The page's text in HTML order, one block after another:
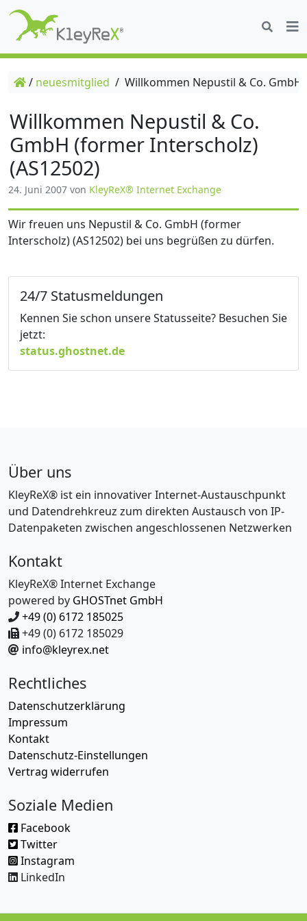
/ neuesmitglied / Willkommen Nepustil & Co.
Willkommen Nepustil & Co.
GmbH (former Interscholz)
(AS12502)
24. Juni 2007 von KleyReX® Internet Exchange
Wir freuen uns Nepustil & Co. GmbH (former
Interscholz) (AS12502) bei uns begrüßen zu dürfen.
24/7 Statusmeldungen
Kennen Sie schon unsere Statusseite? Besuchen Sie
jetzt:
status.ghostnet.de
Über uns
KleyReX® ist ein innovativer Internet-Austauschpunkt
und Datendrehkreuz zum direkten Austausch von IP-
Datenpaketen zwischen angeschlossenen Netzwerken
Kontakt
KleyReX® Internet Exchange
powered by GHOSTnet GmbH
+49 (0) 6172 185025
+49 (0) 6172 185029
info@kleyrex.net
Rechtliches
Datenschutzerklärung
Impressum
Kontakt
Datenschutz-Einstellungen
Vertrag widerrufen
Soziale Medien
Facebook
Twitter
Instagram
LinkedIn